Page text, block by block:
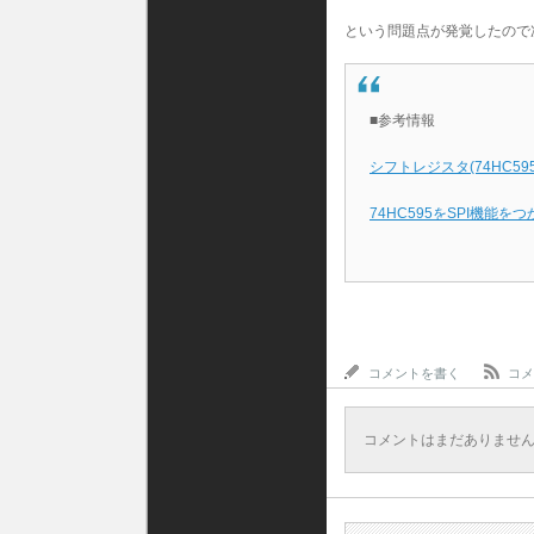
という問題点が発覚したの
■参考情報
シフトレジスタ
74HC595をSPI機能をつ
コメントを書く コ
コメントはまだありませ